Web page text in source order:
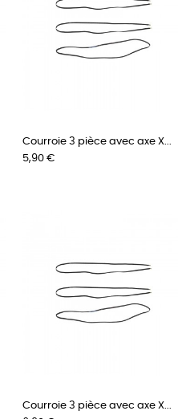
Courroie 3 pièce avec axe X...
Prix
5,90 €
Courroie 3 pièce avec axe X...